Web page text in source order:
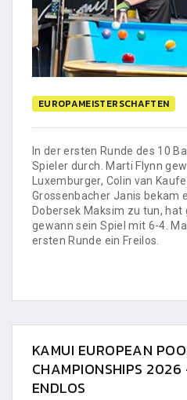
EUROPAMEISTERSCHAFTEN
In der ersten Runde des 10
Spieler durch. Marti Flynn
Luxemburger, Colin van
Grossenbacher Janis bekam
Dobersek Maksim zu tun,
gewann sein Spiel mit 6-4.
ersten Runde ein Freilos.
KAMUI EUROPEAN
CHAMPIONSHIPS
ENDLOS